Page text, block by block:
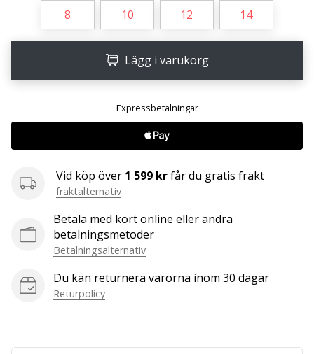
25. 11. 2024
1 min. läsning
a
Ambassador
our
brand
a
handball
like
we
8 10 12 14
Lägg i varukorg
Vid köp över 1 599 krfår du gratis frakt
fraktalternativ
Betala med kort online eller andra
betalningsmetoder
Betalningsalternativ
Du kan returnera varorna inom 30 dagar
Returpolicy